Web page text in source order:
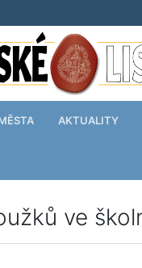
AKTUALITY
ve